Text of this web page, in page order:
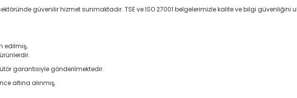
güvenilir hizmet sunmaktadır. TSE ve ISO 27001 belgelerimizle kalite ve bilgi
edilmiş,
garantisiyle gönderilmektedir.
altına alınmış,